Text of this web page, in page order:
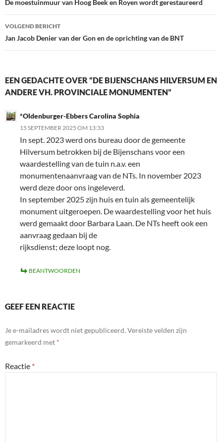
o
k
n
De moestuinmuur van Hoog Beek en Royen wordt gerestaureerd
VOLGEND BERICHT
Jan Jacob Denier van der Gon en de oprichting van de BNT
EEN GEDACHTE OVER “DE BIJENSCHANS HILVERSUM EN
ANDERE VH. PROVINCIALE MONUMENTEN”
*Oldenburger-Ebbers Carolina Sophia
15 SEPTEMBER 2025 OM 13:33
In sept. 2023 werd ons bureau door de gemeente
Hilversum betrokken bij de Bijenschans voor een
waardestelling van de tuin n.a.v. een
monumentenaanvraag van de NTs. In november 2023
werd deze door ons ingeleverd.
In september 2025 zijn huis en tuin als gemeentelijk
monument uitgeroepen. De waardestelling voor het huis
werd gemaakt door Barbara Laan. De NTs heeft ook een
aanvraag gedaan bij de
rijksdienst; deze loopt nog.
BEANTWOORDEN
GEEF EEN REACTIE
Je e-mailadres wordt niet gepubliceerd. Vereiste velden zijn
gemarkeerd met *
Reactie *